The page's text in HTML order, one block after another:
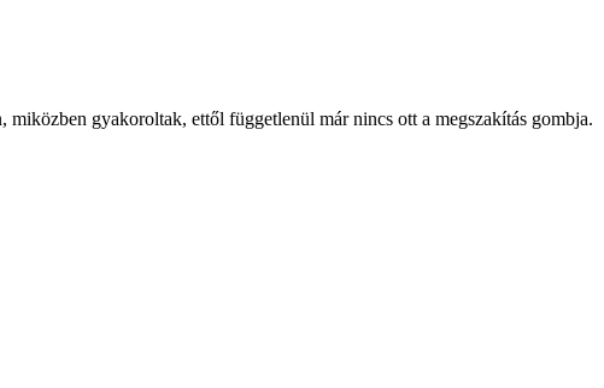
gyakoroltak, ettől függetlenül már nincs ott a megszakítás gombja.